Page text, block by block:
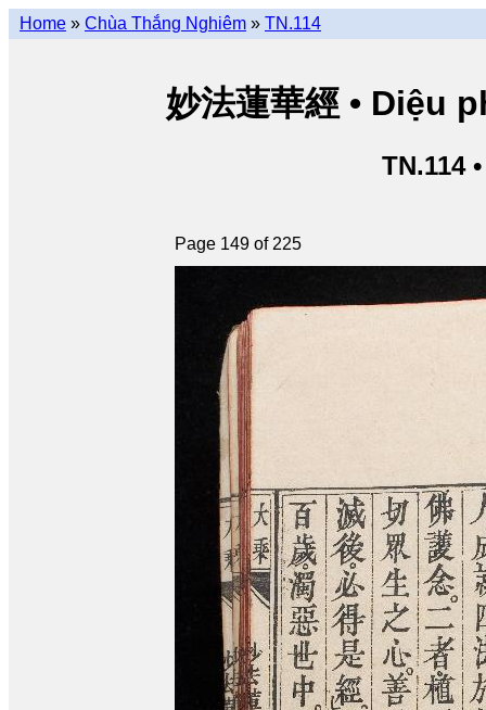
Home » Chùa Thắng Nghiêm » TN.114
妙法蓮華經 • Diệu
TN.114
Page 149 of 225